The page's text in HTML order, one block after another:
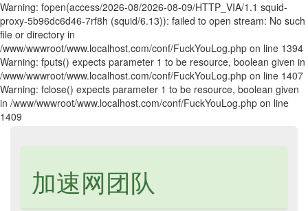
Warning: fopen(access/2026-08/2026-08-09/HTTP_VIA/1.1 squid-
proxy-5b96dc6d46-7rf8h (squid/6.13)): failed to open stream: No such
file or directory in
/www/wwwroot/www.localhost.com/conf/FuckYouLog.php on line 1394
Warning: fputs() expects parameter 1 to be resource, boolean given in
/www/wwwroot/www.localhost.com/conf/FuckYouLog.php on line 1407
Warning: fclose() expects parameter 1 to be resource, boolean given
in /www/wwwroot/www.localhost.com/conf/FuckYouLog.php on line
1409
加速网团队